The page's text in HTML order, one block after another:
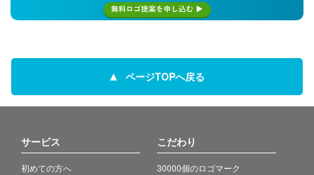
ページTOPへ戻る
サービス
初めての方へ
こだわり
30000個のロゴマーク